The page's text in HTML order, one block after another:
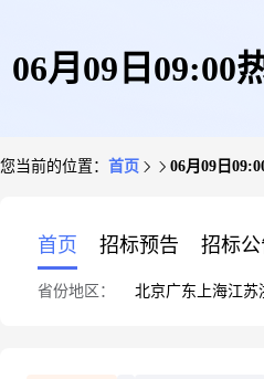
06月09日09:00
您当前的位置： 首页 06月09日
首页 招标预告 招标公
省份地区： 北京广东 上海江苏